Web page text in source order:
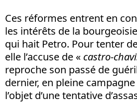
Ces réformes entrent en
les intérêts de la
qui hait Petro. Pour tenter
elle l’accuse de « castro-
reproche son passé de
dernier, en pleine
l’objet d’une tentative